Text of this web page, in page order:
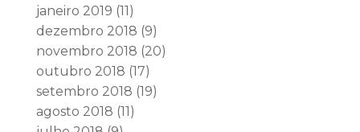
janeiro 2019 (11)
dezembro 2018 (9)
novembro 2018 (20)
outubro 2018 (17)
setembro 2018 (19)
agosto 2018 (11)